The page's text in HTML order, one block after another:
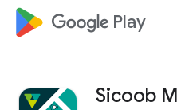
google_logo Play
Sicoob